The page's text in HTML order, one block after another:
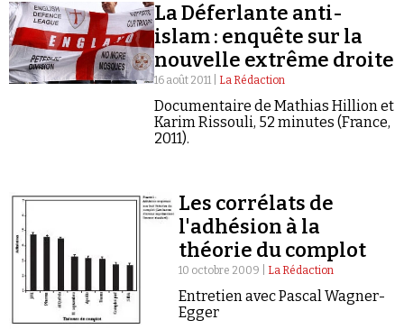
La Déferlante anti-
islam : enquête sur la
nouvelle extrême droite
16 août 2011 | La Rédaction
Documentaire de Mathias Hillion et
Karim Rissouli, 52 minutes (France,
2011).
Les corrélats de
l'adhésion à la
théorie du complot
10 octobre 2009 | La Rédaction
Entretien avec Pascal Wagner-
Egger